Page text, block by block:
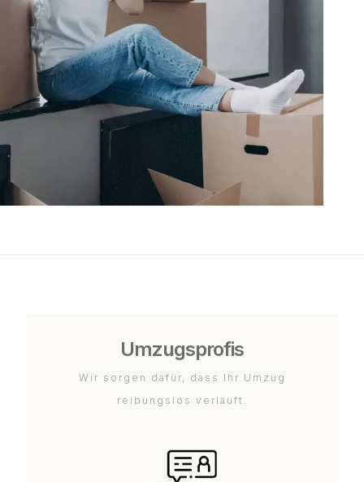
Umzugsprofis
Wir sorgen dafür, dass Ihr Umzug
reibungslos verläuft.